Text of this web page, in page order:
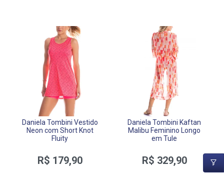
Daniela Tombini Vestido
Neon com Short Knot
Fluity
R$ 179,90
Daniela Tombini Kaftan
Malibu Feminino Longo
em Tule
R$ 329,90